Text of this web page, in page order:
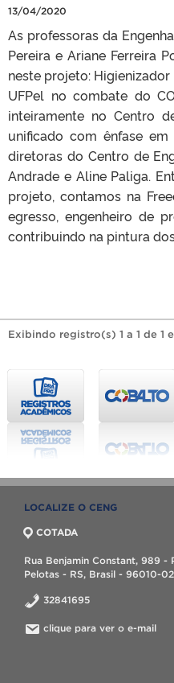
13/04/2020
As professoras da
Pereira e Ariane Ferreira
neste projeto:
UFPel no combate do
inteiramente no Centro
unificado com ênfase
diretoras do Centro de
Andrade e Aline Paliga.
projeto, contamos na
egresso, engenheiro de
contribuindo na pintura
Exibindo registro(s) 1 a 1 de 1
LOCALIZE O CENG
COTADA
Rua Benjamin Constant, 989 -
Pelotas - RS, Brasil - 96010-
32841695
clique para ver o e-mail